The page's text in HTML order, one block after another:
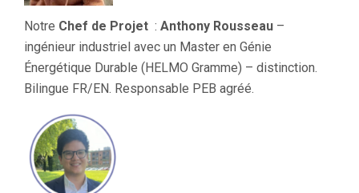
Notre Chef de Projet : Anthony Rousseau –
ingénieur industriel avec un Master en Génie
Énergétique Durable (HELMO Gramme) – distinction.
Bilingue FR/EN. Responsable PEB agréé.